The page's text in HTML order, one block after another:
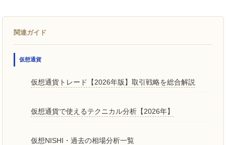
関連ガイド
仮想通貨
仮想通貨トレード【2026年版】取引戦略を総合解説
仮想通貨で使えるテクニカル分析【2026年】
仮想NISHI・過去の相場分析一覧